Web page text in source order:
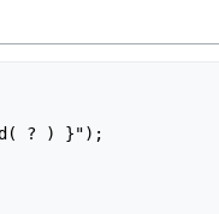
? ) }");